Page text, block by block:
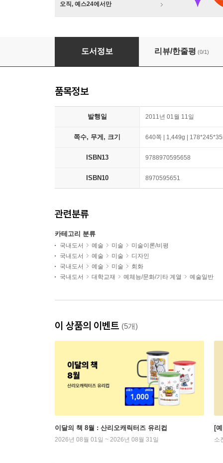
오직, 예스24에서만
색채 디자인 교과서
도서정보 리뷰/한줄평 (0/1)
품목정보
발행일 2011년 01월 11일
쪽수, 무게, 크기 640쪽 | 1,449g |
ISBN13 9788970595658
ISBN10 8970595651
관련분류
카테고리 분류
국내도서 예술 미술
미술이론/비평
국내도서
예술 미술
디자인
국내도서
예술 미술
회화
국내도서
대학교재 예체능/문화/기타 계열 예술일반
이 상품의 이벤트 (5개)
이달의 책 8월 : 산리오캐릭터즈 유리컵
2026년 08월 01일 ~ 2026년 08월 31일
[
소